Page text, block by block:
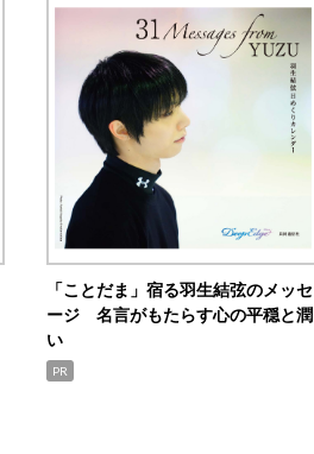
「ことだま」宿る羽生結弦のメッセ
ージ 名言がもたらす心の平穏と潤
い
PR